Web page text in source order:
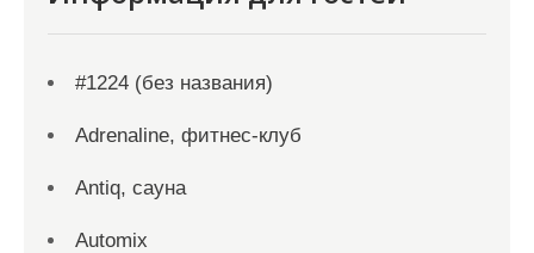
#1224 (без названия)
Adrenaline, фитнес-клуб
Antiq, сауна
Automix